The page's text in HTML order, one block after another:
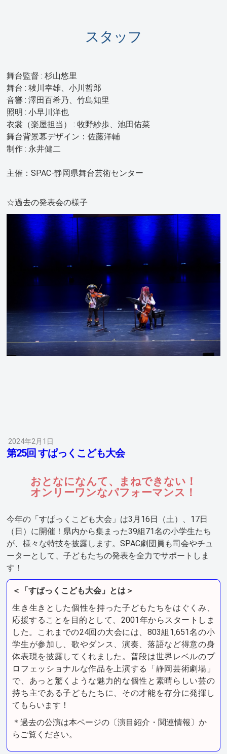
スタッフ
舞台監督 : 杉山悠里
舞台 : 秡川幸雄、小川哲郎
音響 : 澤田百希乃、竹島知里
照明 : 小早川洋也
衣裳（楽屋担当） : 牧野紗歩、池田佑菜
舞台背景幕デザイン：佐藤洋輔
制作 : 永井健二
主催：SPAC-静岡県舞台芸術センター
☆過去の発表会の様子
2024年2月1日
第25回 すぱっくこども大会
おとなになんて、まねできない！
オンリーワンなパフォーマンス！
今年の「すぱっくこども大会」は3月16日（土）、17日
（日）に開催！県内から集まった39組71名の小学生たち
が、様々な特技を披露します。SPAC劇団員も司会やチュ
ーターとして、子どもたちの発表を全力でサポートしま
す！
＜「すぱっくこども大会」とは＞
生き生きとした個性を持った子どもたちをはぐくみ、
応援することを目的として、2001年からスタートしま
した。これまでの24回の大会には、803組1,651名の小
学生が参加し、歌やダンス、演奏、落語など得意の身
体表現を披露してくれました。普段は世界レベルのプ
ロフェッショナルな作品を上演する「静岡芸術劇場」
で、あっと驚くような魅力的な個性と素晴らしい芸の
持ち主である子どもたちに、その才能を存分に発揮し
てもらいます！
＊過去の公演は本ページの〔演目紹介・関連情報〕か
らご覧ください。